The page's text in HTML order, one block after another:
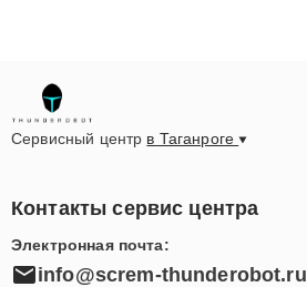
Сервисный центр в Таганроге
Контакты сервис центра
Электронная почта:
info@screm-thunderobot.ru